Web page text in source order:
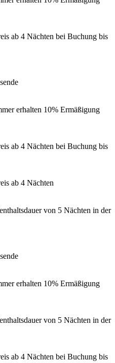
ab 4 Nächten bei Buchung bis
erhalten 10% Ermäßigung
ab 4 Nächten bei Buchung bis
ab 4 Nächten
von 5 Nächten in der
erhalten 10% Ermäßigung
von 5 Nächten in der
ab 4 Nächten bei Buchung bis